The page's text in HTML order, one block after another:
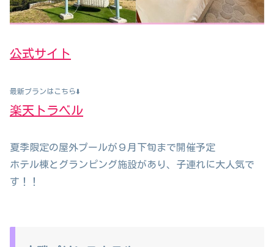
公式サイト
最新プランはこちら⬇️
楽天トラベル
夏季限定の屋外プールが９月下旬まで開催予定
ホテル棟とグランピング施設があり、子連れに大人気で
す！！